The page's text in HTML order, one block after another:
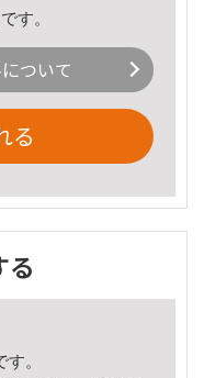
す。
ついて
る
る
。